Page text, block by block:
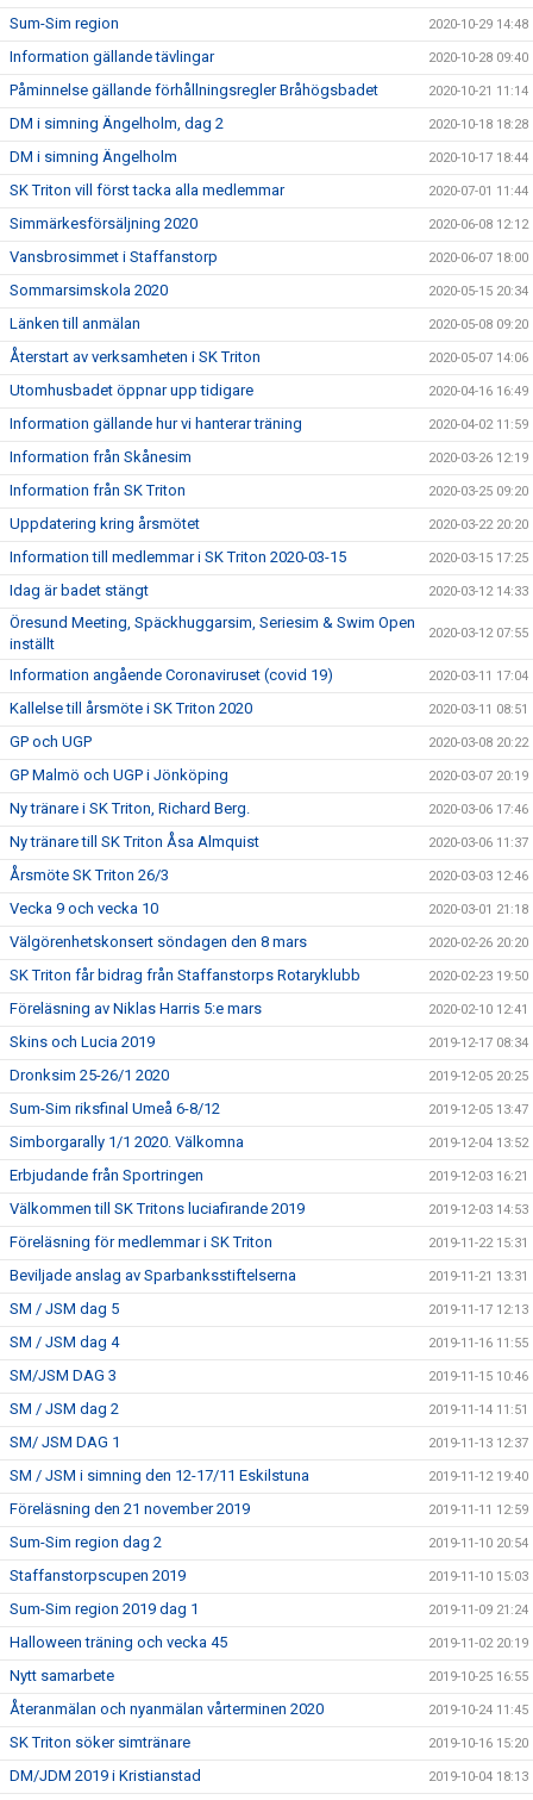
Sum-Sim region 2020-10-29 14:48
Information gällande tävlingar 2020-10-28 09:40
Påminnelse gällande förhållningsregler Bråhögsbadet 2020-10-21 11:14
DM i simning Ängelholm, dag 2 2020-10-18 18:28
DM i simning Ängelholm 2020-10-17 18:44
SK Triton vill först tacka alla medlemmar 2020-07-01 11:44
Simmärkesförsäljning 2020 2020-06-08 12:12
Vansbrosimmet i Staffanstorp 2020-06-07 18:00
Sommarsimskola 2020 2020-05-15 20:34
Länken till anmälan 2020-05-08 09:20
Återstart av verksamheten i SK Triton 2020-05-07 14:06
Utomhusbadet öppnar upp tidigare 2020-04-16 16:49
Information gällande hur vi hanterar träning 2020-04-02 11:59
Information från Skånesim 2020-03-26 12:19
Information från SK Triton 2020-03-25 09:20
Uppdatering kring årsmötet 2020-03-22 20:20
Information till medlemmar i SK Triton 2020-03-15 2020-03-15 17:25
Idag är badet stängt 2020-03-12 14:33
Öresund Meeting, Späckhuggarsim, Seriesim & Swim Open
inställt
2020-03-12 07:55
Information angående Coronaviruset (covid 19) 2020-03-11 17:04
Kallelse till årsmöte i SK Triton 2020 2020-03-11 08:51
GP och UGP 2020-03-08 20:22
GP Malmö och UGP i Jönköping 2020-03-07 20:19
Ny tränare i SK Triton, Richard Berg. 2020-03-06 17:46
Ny tränare till SK Triton Åsa Almquist 2020-03-06 11:37
Årsmöte SK Triton 26/3 2020-03-03 12:46
Vecka 9 och vecka 10 2020-03-01 21:18
Välgörenhetskonsert söndagen den 8 mars 2020-02-26 20:20
SK Triton får bidrag från Staffanstorps Rotaryklubb 2020-02-23 19:50
Föreläsning av Niklas Harris 5:e mars 2020-02-10 12:41
Skins och Lucia 2019 2019-12-17 08:34
Dronksim 25-26/1 2020 2019-12-05 20:25
Sum-Sim riksfinal Umeå 6-8/12 2019-12-05 13:47
Simborgarally 1/1 2020. Välkomna 2019-12-04 13:52
Erbjudande från Sportringen 2019-12-03 16:21
Välkommen till SK Tritons luciafirande 2019 2019-12-03 14:53
Föreläsning för medlemmar i SK Triton 2019-11-22 15:31
Beviljade anslag av Sparbanksstiftelserna 2019-11-21 13:31
SM / JSM dag 5 2019-11-17 12:13
SM / JSM dag 4 2019-11-16 11:55
SM/JSM DAG 3 2019-11-15 10:46
SM / JSM dag 2 2019-11-14 11:51
SM/ JSM DAG 1 2019-11-13 12:37
SM / JSM i simning den 12-17/11 Eskilstuna 2019-11-12 19:40
Föreläsning den 21 november 2019 2019-11-11 12:59
Sum-Sim region dag 2 2019-11-10 20:54
Staffanstorpscupen 2019 2019-11-10 15:03
Sum-Sim region 2019 dag 1 2019-11-09 21:24
Halloween träning och vecka 45 2019-11-02 20:19
Nytt samarbete 2019-10-25 16:55
Återanmälan och nyanmälan vårterminen 2020 2019-10-24 11:45
SK Triton söker simtränare 2019-10-16 15:20
DM/JDM 2019 i Kristianstad 2019-10-04 18:13